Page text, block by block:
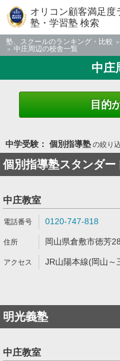
オリコン顧客満足度
塾・学習塾 検索
塾、スクールのランキング・比較
中庄周辺の校舎一覧
中庄
目的
中学受験： 個別指導塾の絞り
個別指導塾スタンダー
中庄教室
0120-747-818
岡山県倉敷市徳芳
JR山陽本線(岡山～
明光義塾
中庄教室